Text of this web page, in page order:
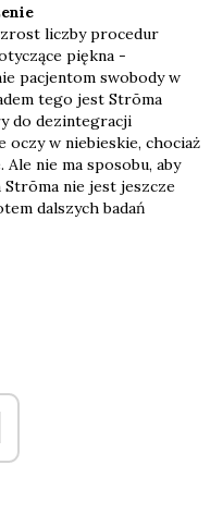
liczby procedur
piękna -
pacjentom swobody w
tego jest Strōma
do dezintegracji
oczy w niebieskie, chociaż
nie ma sposobu, aby
Strōma nie jest jeszcze
dalszych badań